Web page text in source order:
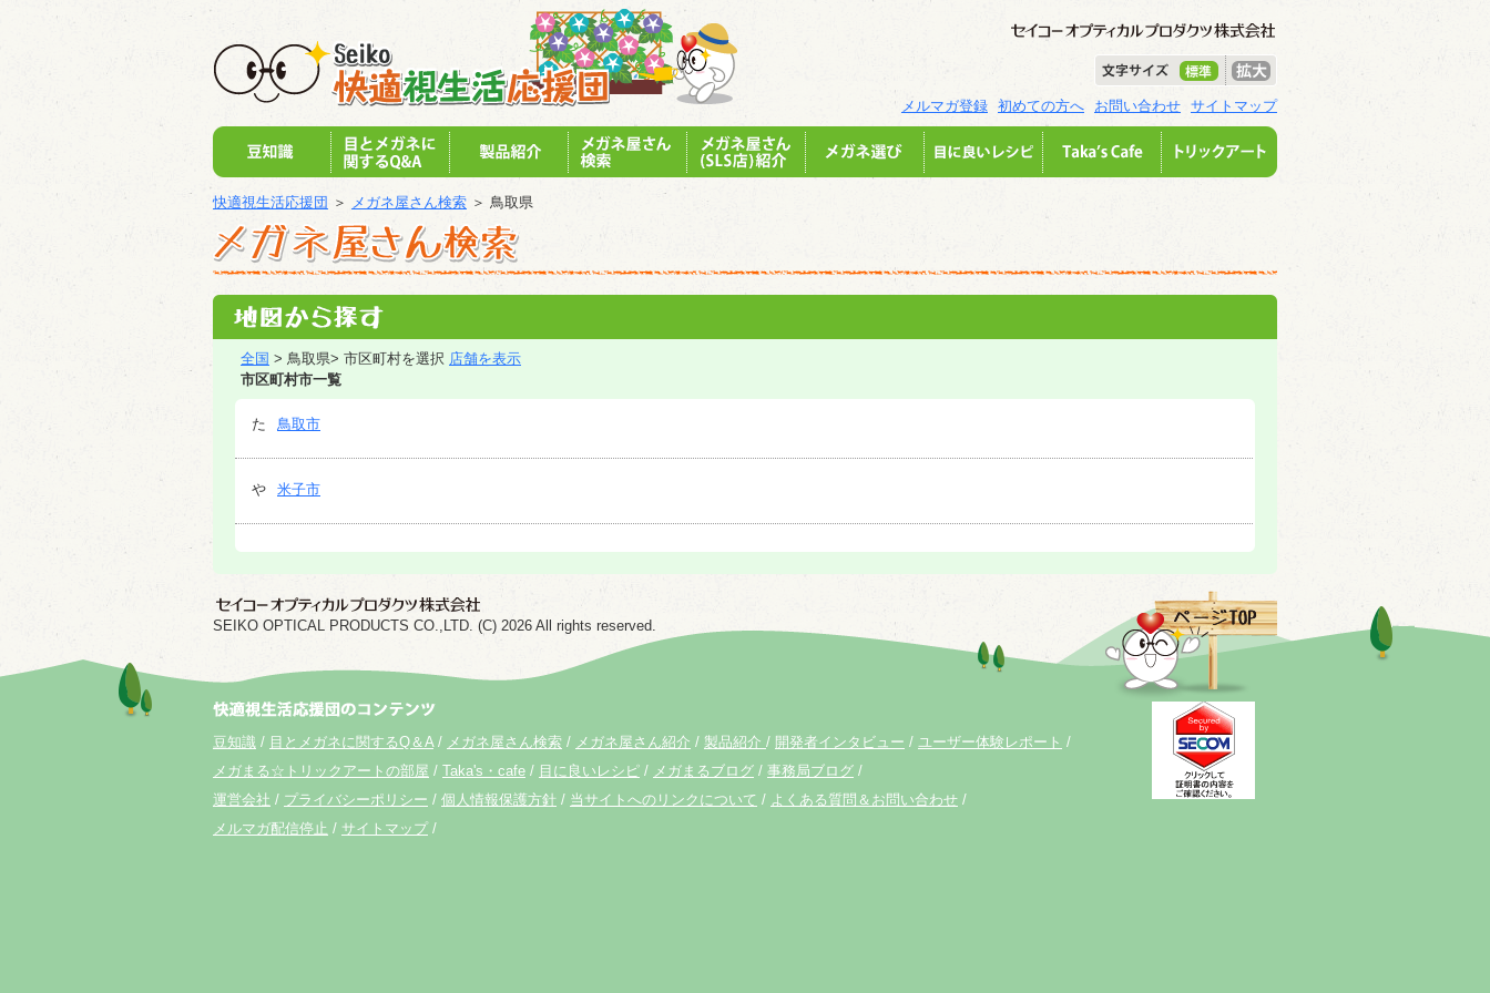
メルマガ登録 初めての方へ お問い合わせ サイトマップ
快適視生活応援団 ＞ メガネ屋さん検索 ＞ 鳥取県
全国 > 鳥取県> 市区町村を選択 店舗を表示
市区町村市一覧
た 鳥取市
や 米子市
SEIKO OPTICAL PRODUCTS CO.,LTD. (C) 2026 All rights reserved.
豆知識 目とメガネに関するQ＆A メガネ屋さん検索 メガネ屋さん紹介 製品紹介 開発者インタビュー
ユーザー体験レポート
メガまる☆トリックアートの部屋
Taka's・cafe 目に良いレシピ メガまるブログ
事務局ブログ
運営会社
プライバシーポリシー 個人情報保護方針 当サイトへのリンクについて
よくある質問＆お問い合わせ
メルマガ配信停止
サイトマップ